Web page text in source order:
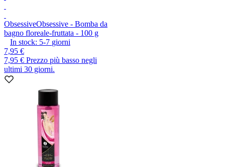
ObsessiveObsessive - Bomba da
bagno floreale-fruttata - 100 g
In stock: 5-7 giorni
7,95 €
7,95 € Prezzo più basso negli
ultimi 30 giorni.